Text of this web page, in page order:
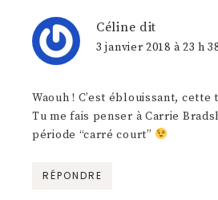
Céline dit
3 janvier 2018 à 23 h
Waouh ! C’est éblouissant, cette
Tu me fais penser à Carrie
période “carré court”
RÉPONDRE